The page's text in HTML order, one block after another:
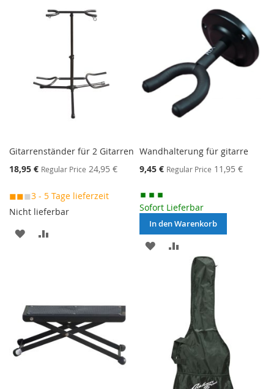
HINZUFÜGEN
HINZUFÜGEN
Gitarrenständer für 2 Gitarren
Special
18,95 € Regular Price 24,95 €
◼◼◼3 - 5 Tage lieferzeit
Nicht lieferbar
MERKEN
Wandhalterung für gitarre
Special
9,45 € Regular Price 11,95 €
Sofort Lieferbar
In den Warenkorb
MERKEN
VERGLEICHSLISTE
HINZUFÜGEN